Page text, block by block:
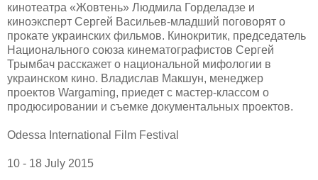
кинотеатра «Жовтень» Людмила Горделадзе и
киноэксперт Сергей Васильев-младший поговорят о
прокате украинских фильмов. Кинокритик, председатель
Национального союза кинематографистов Сергей
Трымбач расскажет о национальной мифологии в
украинском кино. Владислав Макшун, менеджер
проектов Wargaming, приедет с мастер-классом о
продюсировании и съемке документальных проектов.
Odessa International Film Festival
10 - 18 July 2015